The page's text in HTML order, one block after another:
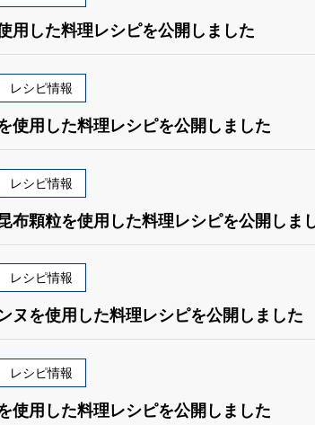
用した料理レシピを公開しました
レシピ情報
使用した料理レシピを公開しました
レシピ情報
布顆粒を使用した料理レシピを公開しま
レシピ情報
ヌを使用した料理レシピを公開しました
レシピ情報
使用した料理レシピを公開しました